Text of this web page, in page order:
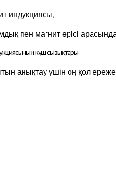
пен магнит өрісі
күш сызықтары
анықтау үшін оң қол